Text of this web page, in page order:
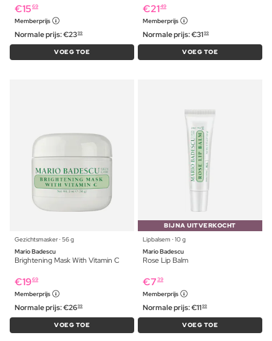
€15 69
Memberprijs
Normale prijs:€2399
VOEG TOE
€2149
Memberprijs
Normale prijs:€3199
VOEG TOE
Gezichtsmasker ⋅ 56 g
Mario Badescu
Brightening Mask With Vitamin C
€1969
Memberprijs
Normale prijs:€2699
VOEG TOE
BIJNA UITVERKOCHT
Lipbalsem ⋅ 10 g
Mario Badescu
Rose Lip Balm
€7 39
Memberprijs
Normale prijs:€1199
VOEG TOE